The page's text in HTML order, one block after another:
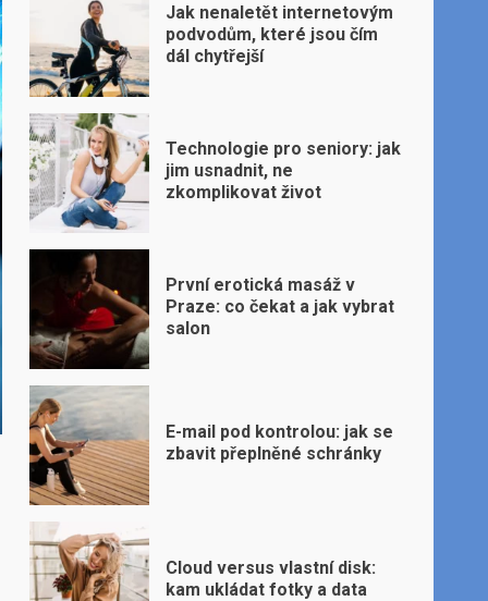
Jak nenaletět internetovým
podvodům, které jsou čím
dál chytřejší
Technologie pro seniory: jak
jim usnadnit, ne
zkomplikovat život
První erotická masáž v
Praze: co čekat a jak vybrat
salon
E-mail pod kontrolou: jak se
zbavit přeplněné schránky
Cloud versus vlastní disk:
kam ukládat fotky a data